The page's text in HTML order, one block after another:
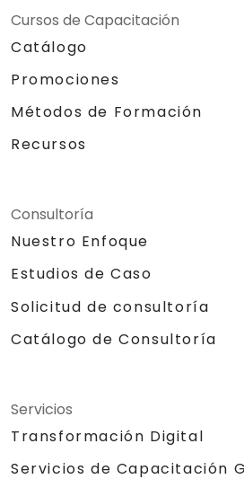
Cursos de Capacitación
Catálogo
Promociones
Métodos de Formación
Recursos
Consultoría
Nuestro Enfoque
Estudios de Caso
Solicitud de consultoría
Catálogo de Consultoría
Servicios
Transformación Digital
Servicios de Capacitación